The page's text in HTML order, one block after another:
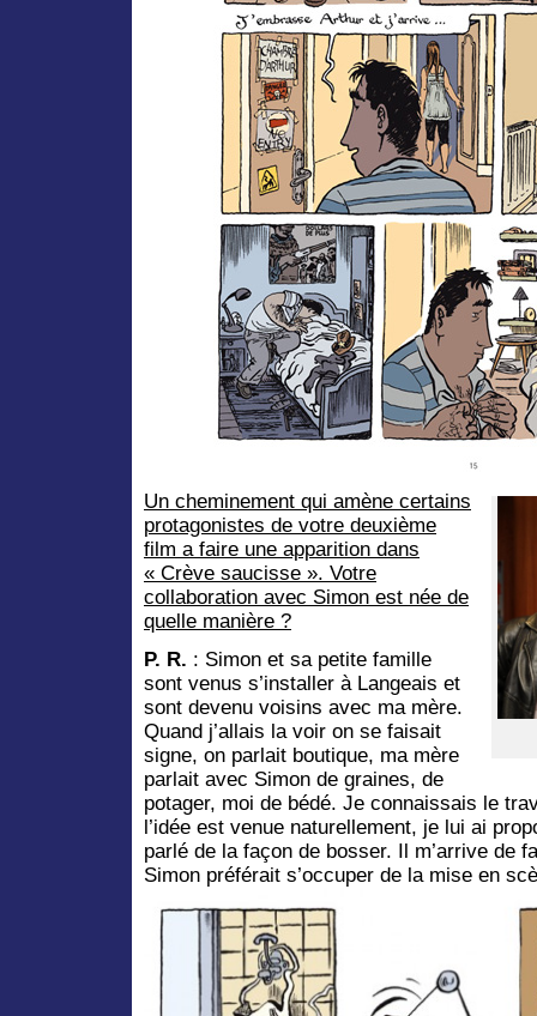
Un cheminement qui amène certains
protagonistes de votre deuxième
film a faire une apparition dans
« Crève saucisse ». Votre
collaboration avec Simon est née de
quelle manière ?
P. R. : Simon et sa petite famille
sont venus s’installer à Langeais et
sont devenu voisins avec ma mère.
Quand j’allais la voir on se faisait
signe, on parlait boutique, ma mère
parlait avec Simon de graines, de
potager, moi de bédé. Je connaissais le
l’idée est venue naturellement, je lui ai
parlé de la façon de bosser. Il m’arrive de
Simon préférait s’occuper de la mise en